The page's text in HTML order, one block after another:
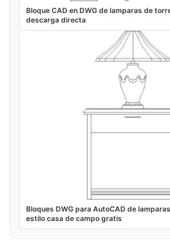
Bloque CAD en DWG de lamparas de
descarga directa
Bloques DWG para AutoCAD de
estilo casa de campo gratis